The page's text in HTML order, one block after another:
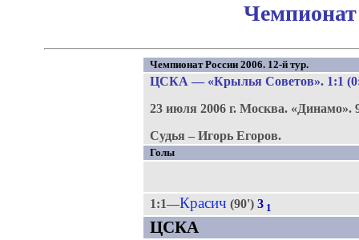
Чемпионат
Чемпионат России 2006. 12-й тур.
ЦСКА — «Крылья Советов». 1:1
23 июля 2006 г. Москва. «Динамо».
Судья – Игорь Егоров.
Голы
1:1—Красич (90') 3 1
ЦСКА